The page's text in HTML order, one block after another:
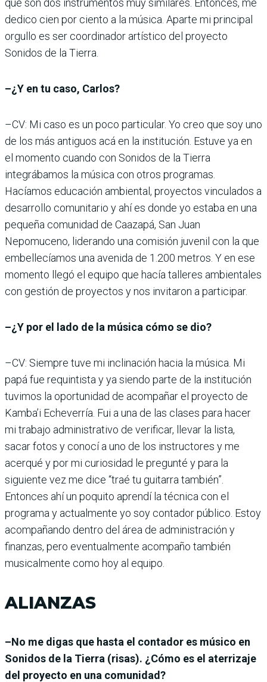
que son dos instrumentos muy similares. Entonces, me
dedico cien por ciento a la música. Aparte mi principal
orgullo es ser coordinador artístico del proyecto
Sonidos de la Tierra.
–¿Y en tu caso, Carlos?
–CV: Mi caso es un poco particular. Yo creo que soy uno
de los más antiguos acá en la institución. Estuve ya en
el momento cuando con Sonidos de la Tierra
integrábamos la música con otros programas.
Hacíamos educación ambiental, proyectos vinculados a
desarrollo comunitario y ahí es donde yo estaba en una
pequeña comunidad de Caazapá, San Juan
Nepomuceno, liderando una comisión juvenil con la que
embellecíamos una avenida de 1.200 metros. Y en ese
momento llegó el equipo que hacía talleres ambientales
con gestión de proyectos y nos invitaron a participar.
–¿Y por el lado de la música cómo se dio?
–CV: Siempre tuve mi inclinación hacia la música. Mi
papá fue requintista y ya siendo parte de la institución
tuvimos la oportunidad de acompañar el proyecto de
Kamba’i Echeverría. Fui a una de las clases para hacer
mi trabajo administrativo de verificar, llevar la lista,
sacar fotos y conocí a uno de los instructores y me
acerqué y por mi curiosidad le pregunté y para la
siguiente vez me dice “traé tu guitarra también”.
Entonces ahí un poquito aprendí la técnica con el
programa y actualmente yo soy contador público. Estoy
acompañando dentro del área de administración y
finanzas, pero eventualmente acompaño también
musicalmente como hoy al equipo.
ALIANZAS
–No me digas que hasta el contador es músico en
Sonidos de la Tierra (risas). ¿Cómo es el aterrizaje
del proyecto en una comunidad?